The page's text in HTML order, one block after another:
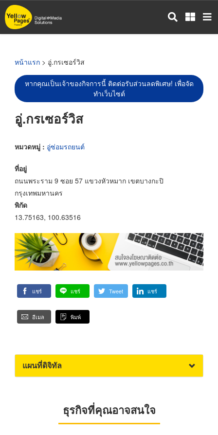
ข้าม
ไป
หน้าแรก > อู่.กรเซอร์วิส
หากคุณเป็นเจ้าของกิจการนี้ ติดต่อรับส่วนลดพิเศษ! เพื่อจัด
ทำเว็บไซต์
อู่.กรเซอร์วิส
หมวดหมู่ : อู่ซ่อมรถยนต์
ที่อยู่
ถนนพระราม 9 ซอย 57 แขวงหัวหมาก เขตบางกะปิ
กรุงเทพมหานคร
พิกัด
13.75163, 100.63516
แชร์ แชร์ Tweet แชร์
อีเมล พิมพ์
แผนที่ดิจิทัล
ธุรกิจที่คุณอาจสนใจ